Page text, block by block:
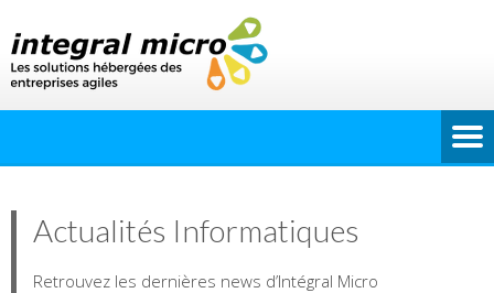
Actualités Informatiques
Retrouvez les dernières news d’Intégral Micro